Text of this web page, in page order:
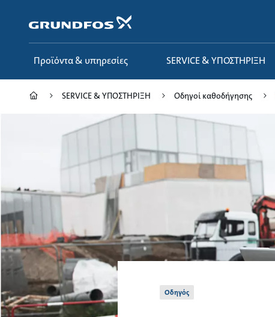
περιεχόμενο
Προϊόντα & υπηρεσίες SERVICE & ΥΠΟΣΤΗΡΙΞΗ
SERVICE & ΥΠΟΣΤΗΡΙΞΗ Οδηγοί καθοδήγησης
Οδηγός